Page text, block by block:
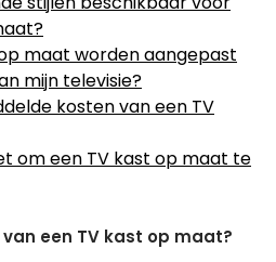
maat worden aangepast
mijn televisie?
kosten van een TV
om een TV kast op maat te
een TV kast op maat?